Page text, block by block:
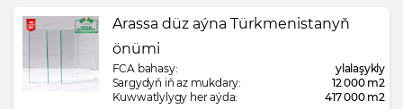
Arassa düz aýna Türkmenistanyň
önümi
FCA bahasy:
ylalaşykly
Sargydyň iň az mukdary:
12 000 m2
Kuwwatlylygy her aýda:
417 000 m2